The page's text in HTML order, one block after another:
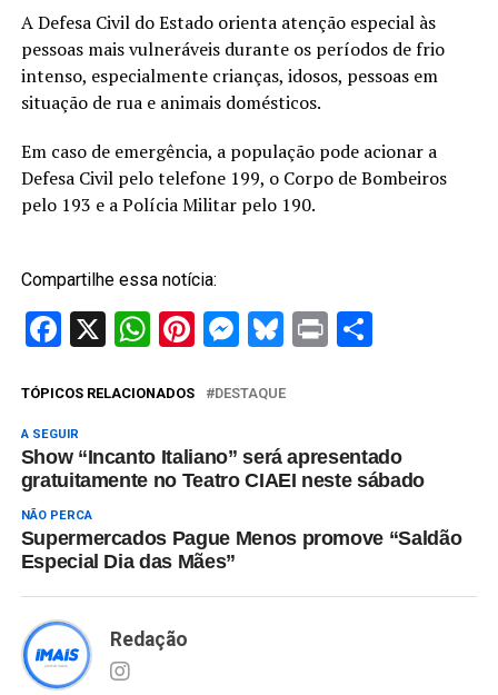
A Defesa Civil do Estado orienta atenção especial às
pessoas mais vulneráveis durante os períodos de frio
intenso, especialmente crianças, idosos, pessoas em
situação de rua e animais domésticos.
Em caso de emergência, a população pode acionar a
Defesa Civil pelo telefone 199, o Corpo de Bombeiros
pelo 193 e a Polícia Militar pelo 190.
Compartilhe essa notícia:
Facebook
X WhatsApp
Pinterest
Messenger
Bluesky
PrintShare
TÓPICOS RELACIONADOS DESTAQUE
A SEGUIR
Show “Incanto Italiano” será apresentado
gratuitamente no Teatro CIAEI neste sábado
NÃO PERCA
Supermercados Pague Menos promove “Saldão
Especial Dia das Mães”
Redação